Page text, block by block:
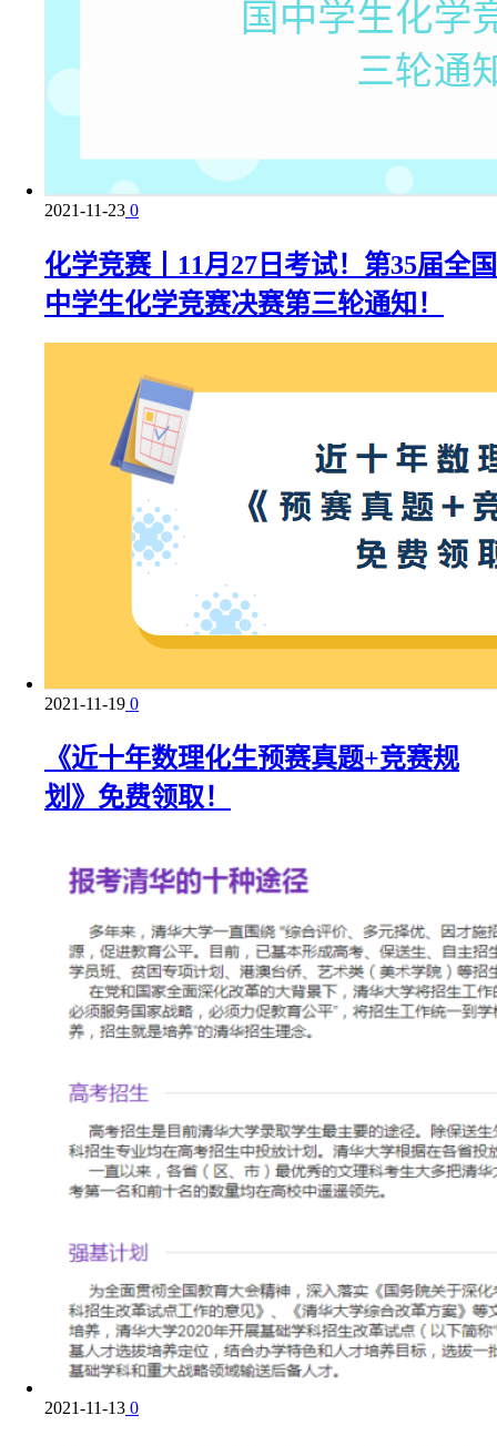
2021-11-23 0
化学竞赛丨11月27日考试！第35届全国
中学生化学竞赛决赛第三轮通知！
2021-11-19 0
《近十年数理化生预赛真题+竞赛规
划》免费领取！
2021-11-13 0